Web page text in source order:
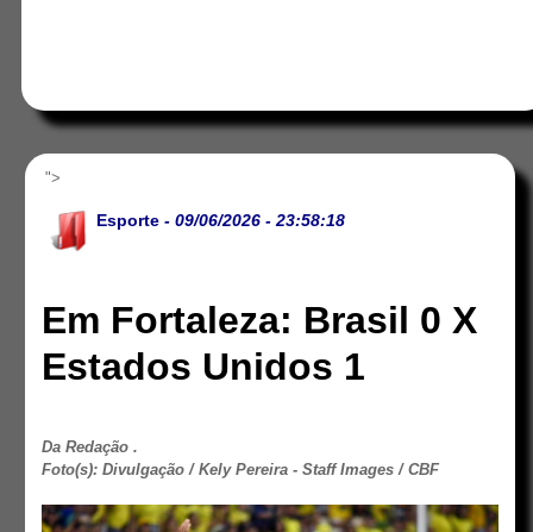
">
Esporte - 09/06/2026 - 23:58:18
Em Fortaleza: Brasil 0 X
Estados Unidos 1
Da Redação .
Foto(s): Divulgação / Kely Pereira - Staff Images / CBF